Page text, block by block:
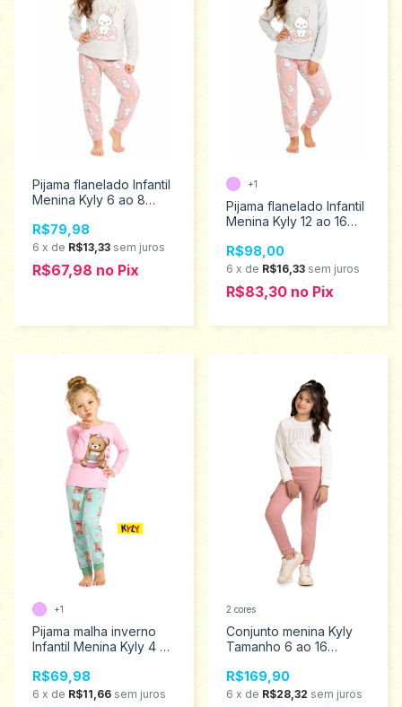
Pijama flanelado Infantil
Menina Kyly 6 ao 8
R$79,98
6 x de R$13,33 sem juros
R$67,98 no Pix
Pijama flanelado Infantil
Menina Kyly 12 ao 16
R$98,00
6 x de R$16,33 sem juros
R$83,30 no Pix
+1
Pijama malha inverno
Infantil Menina Kyly 4 ao
R$69,98
6 x de R$11,66 sem juros
+1
Conjunto menina Kyly
Tamanho 6 ao 16
R$169,90
6 x de R$28,32 sem juros
2 cores